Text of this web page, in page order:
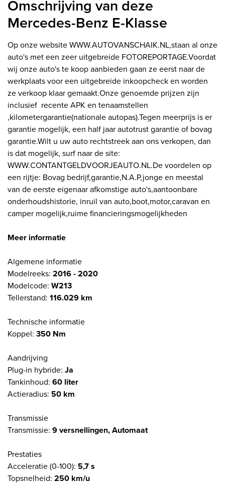
Omschrijving van deze
Mercedes-Benz E-Klasse
Op onze website WWW.AUTOVANSCHAIK.NL,staan al onze
auto's met een zeer uitgebreide FOTOREPORTAGE.Voordat
wij onze auto's te koop aanbieden gaan ze eerst naar de
werkplaats voor een uitgebreide inkoopcheck en worden
ze verkoop klaar gemaakt.Onze genoemde prijzen zijn
inclusief recente APK en tenaamstellen
,kilometergarantie(nationale autopas).Tegen meerprijs is er
garantie mogelijk, een half jaar autotrust garantie of bovag
garantie.Wilt u uw auto rechtstreek aan ons verkopen, dan
is dat mogelijk, surf naar de site:
WWW.CONTANTGELDVOORJEAUTO.NL.De voordelen op
een rijtje: Bovag bedrijf,garantie,N.A.P,jonge en meestal
van de eerste eigenaar afkomstige auto's,aantoonbare
onderhoudshistorie, inruil van auto,boot,motor,caravan en
camper mogelijk,ruime financieringsmogelijkheden
Meer informatie
Algemene informatie
Modelreeks: 2016 - 2020
Modelcode: W213
Tellerstand: 116.029 km
Technische informatie
Koppel: 350 Nm
Aandrijving
Plug-in hybride: Ja
Tankinhoud: 60 liter
Actieradius: 50 km
Transmissie
Transmissie: 9 versnellingen, Automaat
Prestaties
Acceleratie (0-100): 5,7 s
Topsnelheid: 250 km/u